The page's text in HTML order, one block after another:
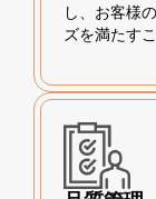
し、お客様
ズを満たす